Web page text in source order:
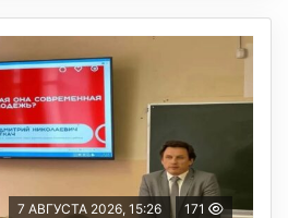
7 АВГУСТА 2026, 15:26 171